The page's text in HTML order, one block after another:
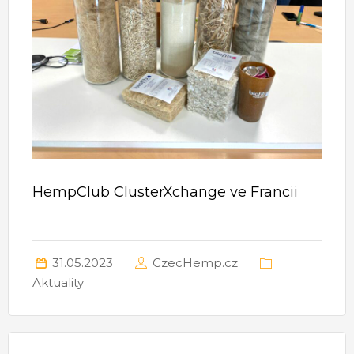
HempClub ClusterXchange ve Francii
31.05.2023
CzecHemp.cz
Aktuality